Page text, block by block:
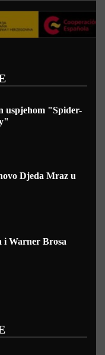
uspjehom "Spider-
Djeda Mraz u
i Warner Brosa